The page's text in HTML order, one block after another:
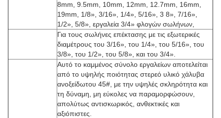
8mm, 9.5mm, 10mm, 12mm, 12.7mm, 16mm,
19mm, 1/8», 3/16», 1/4», 5/16», 3 8», 7/16»,
1/2», 5/8», εργαλεία 3/4» φλογών σωλήνων,
Για τους σωλήνες επέκτασης με τις εξωτερικές
διαμέτρους του 3/16», του 1/4», του 5/16», του
3/8», του 1/2», του 5/8», και του 3/4».
Αυτό το καμμένος σύνολο εργαλείων αποτελείται
από το υψηλής ποιότητας στερεό υλικό χάλυβα
ανοξείδωτου 45#, με την υψηλές σκληρότητα και
τη δύναμη, μη εύκολες να παραμορφώσουν,
απολύτως αντισκωρικός, ανθεκτικές και
αξιόπιστες.